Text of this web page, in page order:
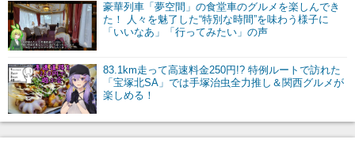
豪華列車「夢空間」の食堂車のグルメを楽しんでき
た！ 人々を魅了した“特別な時間”を味わう様子に
「いいなあ」「行ってみたい」の声
83.1km走って高速料金250円!? 特例ルートで訪れた
「宝塚北SA」では手塚治虫全力推し＆関西グルメが
楽しめる！